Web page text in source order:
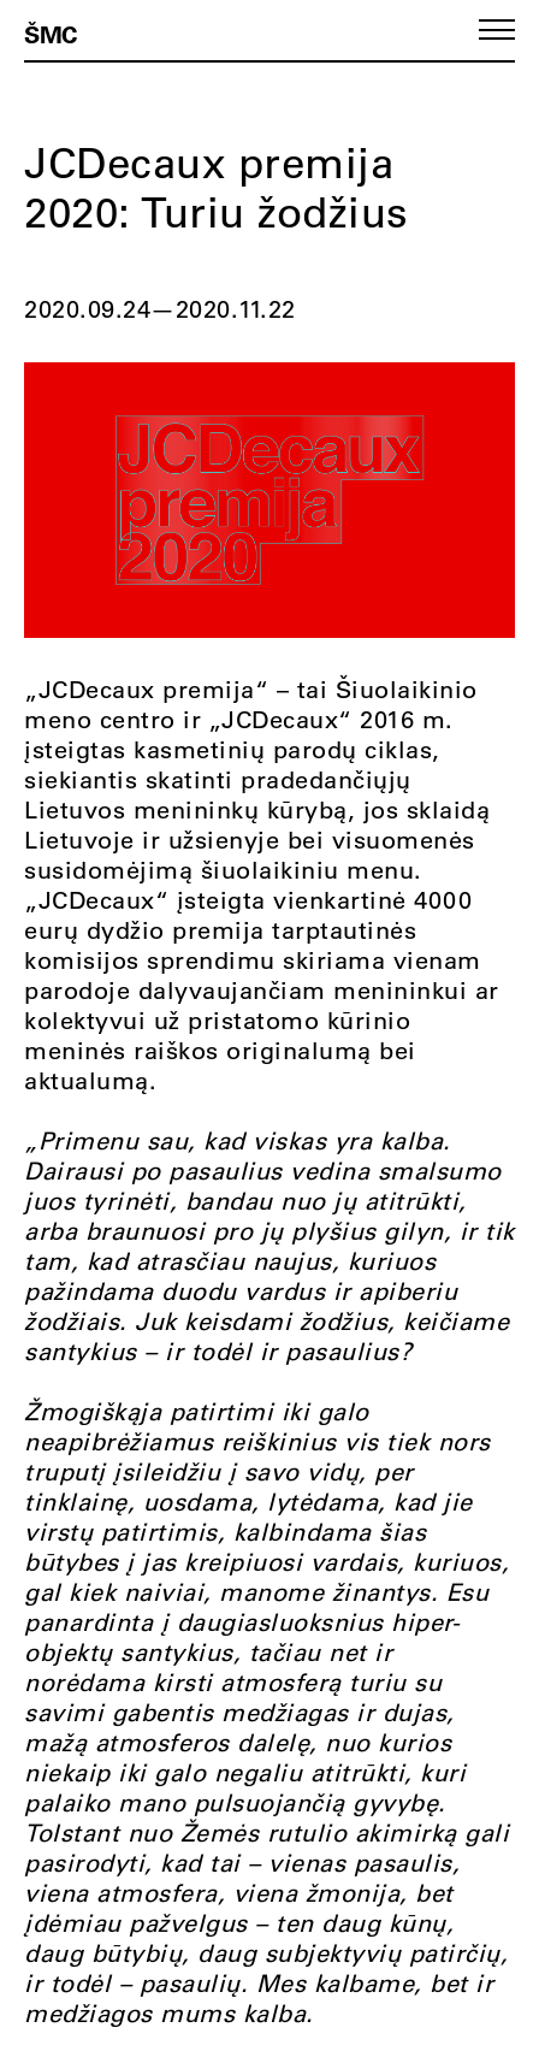
ŠMC
JCDecaux premija
2020: Turiu žodžius
2020.09.24—2020.11.22
„JCDecaux premija“ – tai Šiuolaikinio
meno centro ir „JCDecaux“ 2016 m.
įsteigtas kasmetinių parodų ciklas,
siekiantis skatinti pradedančiųjų
Lietuvos menininkų kūrybą, jos sklaidą
Lietuvoje ir užsienyje bei visuomenės
susidomėjimą šiuolaikiniu menu.
„JCDecaux“ įsteigta vienkartinė 4000
eurų dydžio premija tarptautinės
komisijos sprendimu skiriama vienam
parodoje dalyvaujančiam menininkui ar
kolektyvui už pristatomo kūrinio
meninės raiškos originalumą bei
aktualumą.
„Primenu sau, kad viskas yra kalba.
Dairausi po pasaulius vedina smalsumo
juos tyrinėti, bandau nuo jų atitrūkti,
arba braunuosi pro jų plyšius gilyn, ir tik
tam, kad atrasčiau naujus, kuriuos
pažindama duodu vardus ir apiberiu
žodžiais. Juk keisdami žodžius, keičiame
santykius – ir todėl ir pasaulius?
Žmogiškąja patirtimi iki galo
neapibrėžiamus reiškinius vis tiek nors
truputį įsileidžiu į savo vidų, per
tinklainę, uosdama, lytėdama, kad jie
virstų patirtimis, kalbindama šias
būtybes į jas kreipiuosi vardais, kuriuos,
gal kiek naiviai, manome žinantys. Esu
panardinta į daugiasluoksnius hiper-
objektų santykius, tačiau net ir
norėdama kirsti atmosferą turiu su
savimi gabentis medžiagas ir dujas,
mažą atmosferos dalelę, nuo kurios
niekaip iki galo negaliu atitrūkti, kuri
palaiko mano pulsuojančią gyvybę.
Tolstant nuo Žemės rutulio akimirką gali
pasirodyti, kad tai – vienas pasaulis,
viena atmosfera, viena žmonija, bet
įdėmiau pažvelgus – ten daug kūnų,
daug būtybių, daug subjektyvių patirčių,
ir todėl – pasaulių. Mes kalbame, bet ir
medžiagos mums kalba.